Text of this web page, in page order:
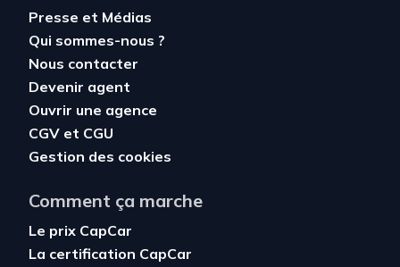
Presse et Médias
Qui sommes-nous ?
Nous contacter
Devenir agent
Ouvrir une agence
CGV et CGU
Gestion des cookies
Comment ça marche
Le prix CapCar
La certification CapCar